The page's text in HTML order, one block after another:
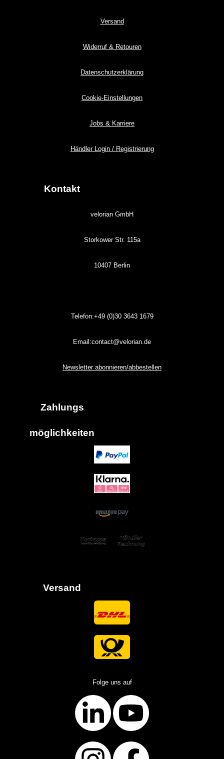
Versand
Widerruf & Retouren
Datenschutzerklärung
Cookie-Einstellungen
Jobs & Karriere
Händler Login / Registrierung
Kontakt
velorian GmbH
Storkower Str. 115a
10407 Berlin
Telefon:+49 (0)3036431679
Email:contact@velorian.de
Newsletter abonnieren/abbestellen
Zahlungs
möglich keiten
Versand
Folge uns auf